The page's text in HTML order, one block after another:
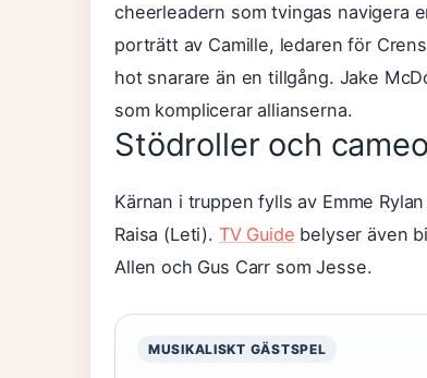
cheerleadern som tvingas navigera
porträtt av Camille, ledaren för
hot snarare än en tillgång. Jake
som komplicerar allianserna.
Stödroller och
Kärnan i truppen fylls av Emme
Raisa (Leti). TV Guide belyser även
Allen och Gus Carr som Jesse.
MUSIKALISKT GÄSTSPEL